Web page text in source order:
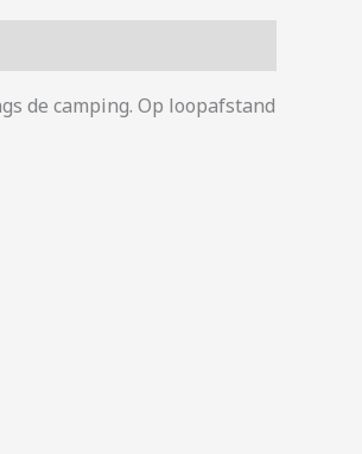
de camping. Op loopafstand